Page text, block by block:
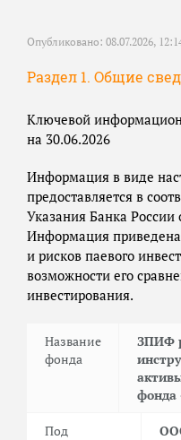
Опубликовано: 08.07.2026,
Раздел 1. Общие
Ключевой
на 30.06.2026
Информация в виде
предоставляется в
Указания Банка России
Информация приведена
и рисков паевого
возможности его
инвестирования.
Название
фонда
ЗПИФ
фонда
Под